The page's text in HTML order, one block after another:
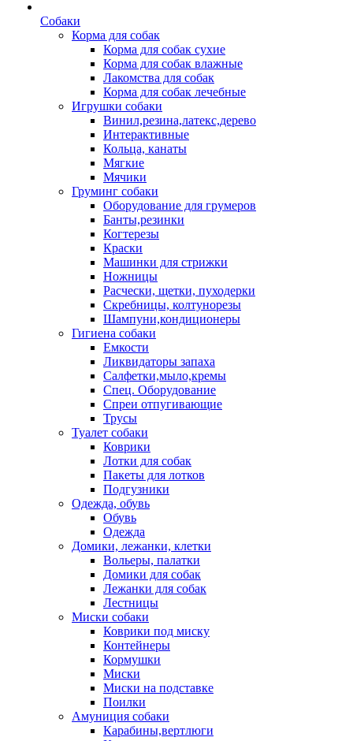
Собаки
Корма для собак
Корма для собак сухие
Корма для собак влажные
Лакомства для собак
Корма для собак лечебные
Игрушки собаки
Винил,резина,латекс,дерево
Интерактивные
Кольца, канаты
Мягкие
Мячики
Груминг собаки
Оборудование для грумеров
Банты,резинки
Когтерезы
Краски
Машинки для стрижки
Ножницы
Расчески, щетки, пуходерки
Скребницы, колтунорезы
Шампуни,кондиционеры
Гигиена собаки
Емкости
Ликвидаторы запаха
Салфетки,мыло,кремы
Спец. Оборудование
Спреи отпугивающие
Трусы
Туалет собаки
Коврики
Лотки для собак
Пакеты для лотков
Подгузники
Одежда, обувь
Обувь
Одежда
Домики, лежанки, клетки
Вольеры, палатки
Домики для собак
Лежанки для собак
Лестницы
Миски собаки
Коврики под миску
Контейнеры
Кормушки
Миски
Миски на подставке
Поилки
Амуниция собаки
Карабины,вертлюги